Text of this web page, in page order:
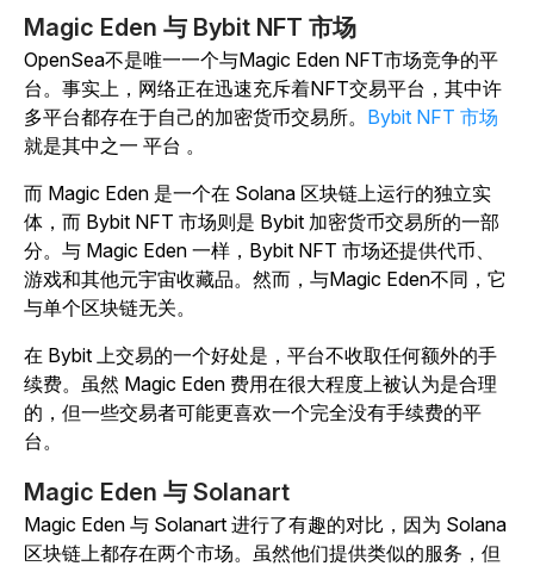
Magic Eden 与 Bybit NFT 市场
OpenSea不是唯一一个与Magic Eden NFT市场竞争的平
台。事实上，网络正在迅速充斥着NFT交易平台，其中许
多平台都存在于自己的加密货币交易所。 Bybit NFT 市场
就是其中之一 平台 。
而 Magic Eden 是一个在 Solana 区块链上运行的独立实
体，而 Bybit NFT 市场则是 Bybit 加密货币交易所的一部
分。与 Magic Eden 一样，Bybit NFT 市场还提供代币、
游戏和其他元宇宙收藏品。然而，与Magic Eden不同，它
与单个区块链无关。
在 Bybit 上交易的一个好处是，平台不收取任何额外的手
续费。虽然 Magic Eden 费用在很大程度上被认为是合理
的，但一些交易者可能更喜欢一个完全没有手续费的平
台。
Magic Eden 与 Solanart
Magic Eden 与 Solanart 进行了有趣的对比，因为 Solana
区块链上都存在两个市场。虽然他们提供类似的服务，但